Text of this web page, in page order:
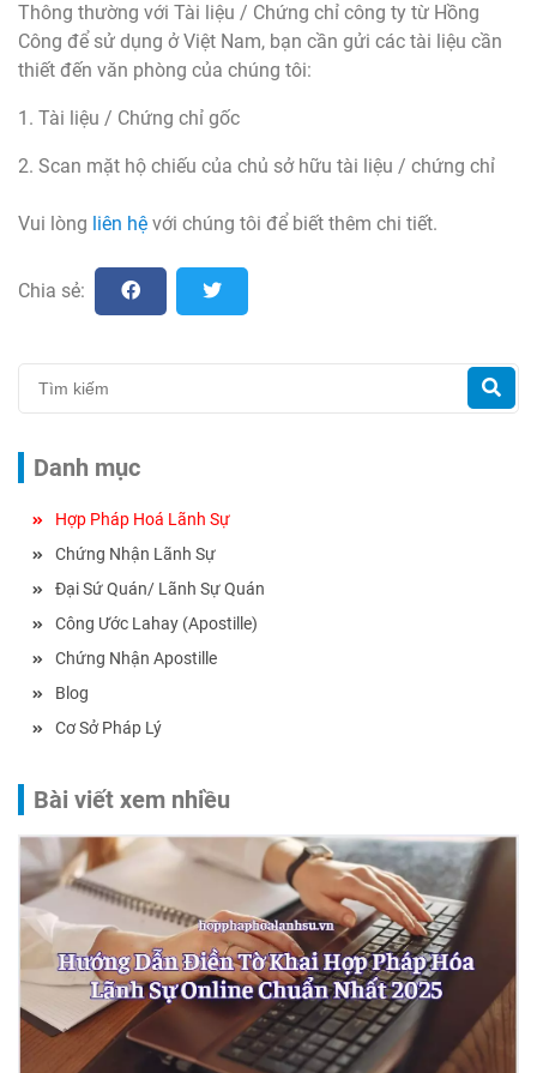
Thông thường với Tài liệu / Chứng chỉ công ty từ Hồng
Công để sử dụng ở Việt Nam, bạn cần gửi các tài liệu cần
thiết đến văn phòng của chúng tôi:
1. Tài liệu / Chứng chỉ gốc
2. Scan mặt hộ chiếu của chủ sở hữu tài liệu / chứng chỉ
Vui lòng liên hệ với chúng tôi để biết thêm chi tiết.
Chia sẻ:
Danh mục
Hợp Pháp Hoá Lãnh Sự
Chứng Nhận Lãnh Sự
Đại Sứ Quán/ Lãnh Sự Quán
Công Ước Lahay (Apostille)
Chứng Nhận Apostille
Blog
Cơ Sở Pháp Lý
Bài viết xem nhiều